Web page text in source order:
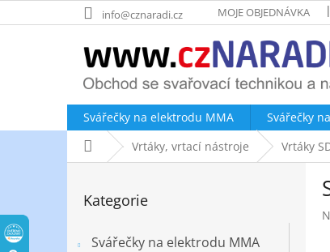
na
info@cznaradi.cz MOJE OBJEDNÁVKA
Svářečky na elektrodu MMA Svářečky
Domů Vrtáky, vrtací nástroje Vrtáky
kategorie
Kategorie
Svářečky na elektrodu MMA